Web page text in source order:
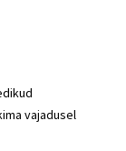
vajadusel